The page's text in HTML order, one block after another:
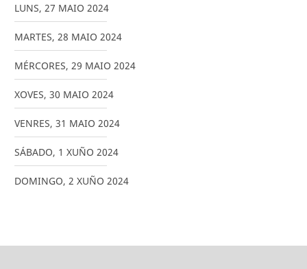
LUNS, 27 MAIO 2024
MARTES, 28 MAIO 2024
MÉRCORES, 29 MAIO 2024
XOVES, 30 MAIO 2024
VENRES, 31 MAIO 2024
SÁBADO, 1 XUÑO 2024
DOMINGO, 2 XUÑO 2024